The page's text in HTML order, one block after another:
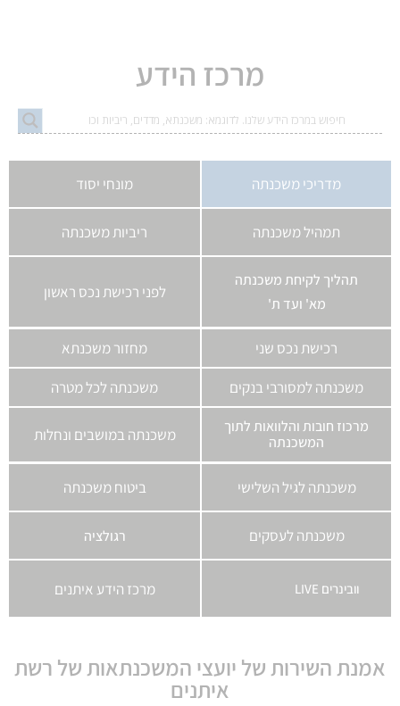
מרכז הידע
מדריכי משכנתה מונחי יסוד
תמהיל משכנתה ריביות משכנתה
תהליך לקיחת משכנתה
מא' ועד ת'
לפני רכישת נכס ראשון
רכישת נכס שני
מחזור משכנתא
משכנתה למסורבי בנקים
משכנתה לכל מטרה
מרכוז חובות והלוואות לתוך
המשכנתה
משכנתה במושבים ונחלות
משכנתה לגיל השלישי ביטוח משכנתה
משכנתה לעסקים רגולציה
וובינרים LIVE מרכז הידע איתנים​
אמנת השירות של יועצי המשכנתאות של רשת
איתנים